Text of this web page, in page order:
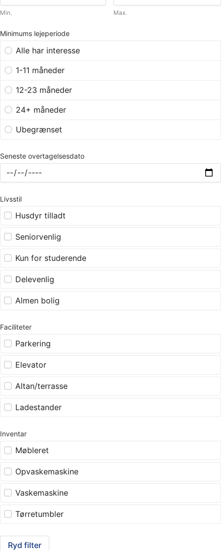
Min. Max.
Minimums lejeperiode
Alle har interesse
1-11 måneder
12-23 måneder
24+ måneder
Ubegrænset
Seneste overtagelsesdato
Livsstil
Husdyr tilladt
Seniorvenlig
Kun for studerende
Delevenlig
Almen bolig
Faciliteter
Parkering
Elevator
Altan/terrasse
Ladestander
Inventar
Møbleret
Opvaskemaskine
Vaskemaskine
Tørretumbler
Ryd filter